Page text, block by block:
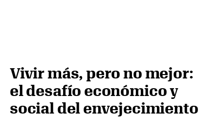
Vivir más, pero no mejor:
el desafío económico y
social del envejecimiento